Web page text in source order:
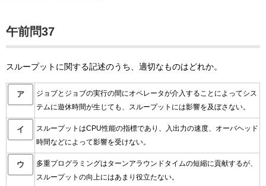
午前問37
スループットに関する記述のうち、適切なものはどれか。
ア
ジョブとジョブの実行の間にオペレータが介入することによってシス
テムに遊休時間が生じても、スループットには影響を及ぼさない。
イ
スループットはCPU性能の指標であり、入出力の速度、オーバヘッド
時間などによって影響を受けない。
ウ
多重プログラミングはターンアラウンドタイムの短縮に貢献するが、
スループットの向上にはあまり役立たない。